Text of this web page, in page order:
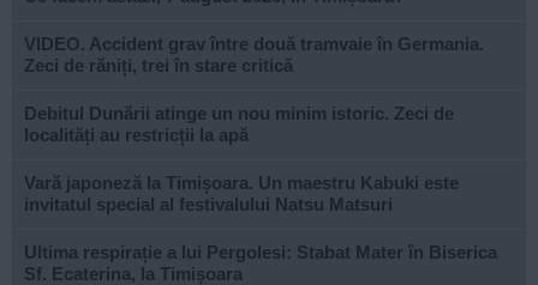
VIDEO. Accident grav între două tramvaie în Germania.
Zeci de răniți, trei în stare critică
Debitul Dunării atinge un nou minim istoric. Zeci de
localități au restricții la apă
Vară japoneză la Timișoara. Un maestru Kabuki este
invitatul special al festivalului Natsu Matsuri
Ultima respirație a lui Pergolesi: Stabat Mater în Biserica
Sf. Ecaterina, la Timișoara